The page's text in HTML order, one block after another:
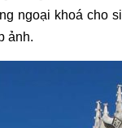
ngoại khoá
ảnh.